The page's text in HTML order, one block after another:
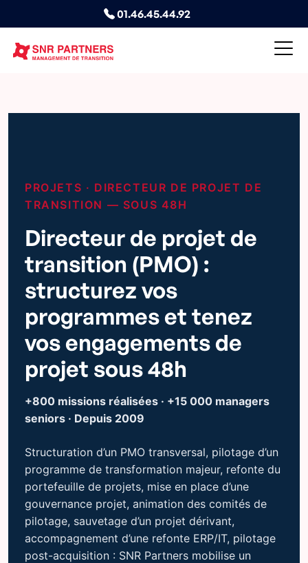
01.46.45.44.92
PROJETS · DIRECTEUR DE PROJET DE
TRANSITION — SOUS 48H
Directeur de projet de
transition (PMO) :
structurez vos
programmes et tenez
vos engagements de
projet sous 48h
+800 missions réalisées · +15 000 managers
seniors · Depuis 2009
Structuration d’un PMO transversal, pilotage d’un
programme de transformation majeur, refonte du
portefeuille de projets, mise en place d’une
gouvernance projet, animation des comités de
pilotage, sauvetage d’un projet dérivant,
accompagnement d’une refonte ERP/IT, pilotage
post-acquisition : SNR Partners mobilise un